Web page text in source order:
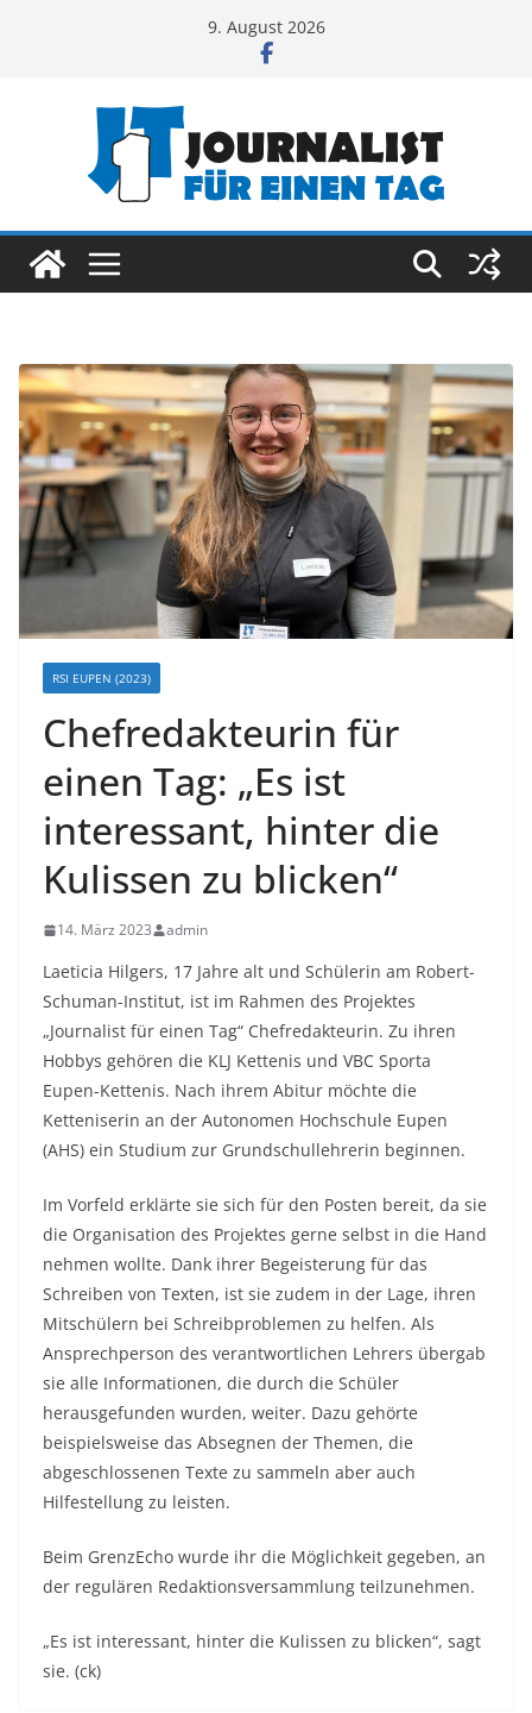
9. August 2026
RSI EUPEN (2023)
Chefredakteurin für
einen Tag: „Es ist
interessant, hinter die
Kulissen zu blicken“
14. März 2023 admin
Laeticia Hilgers, 17 Jahre alt und Schülerin am Robert-
Schuman-Institut, ist im Rahmen des Projektes
„Journalist für einen Tag“ Chefredakteurin. Zu ihren
Hobbys gehören die KLJ Kettenis und VBC Sporta
Eupen-Kettenis. Nach ihrem Abitur möchte die
Ketteniserin an der Autonomen Hochschule Eupen
(AHS) ein Studium zur Grundschullehrerin beginnen.
Im Vorfeld erklärte sie sich für den Posten bereit, da sie
die Organisation des Projektes gerne selbst in die Hand
nehmen wollte. Dank ihrer Begeisterung für das
Schreiben von Texten, ist sie zudem in der Lage, ihren
Mitschülern bei Schreibproblemen zu helfen. Als
Ansprechperson des verantwortlichen Lehrers übergab
sie alle Informationen, die durch die Schüler
herausgefunden wurden, weiter. Dazu gehörte
beispielsweise das Absegnen der Themen, die
abgeschlossenen Texte zu sammeln aber auch
Hilfestellung zu leisten.
Beim GrenzEcho wurde ihr die Möglichkeit gegeben, an
der regulären Redaktionsversammlung teilzunehmen.
„Es ist interessant, hinter die Kulissen zu blicken“, sagt
sie. (ck)